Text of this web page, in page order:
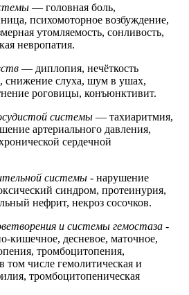
— головная боль,
психомоторное возбуждение,
утомляемость, сонливость,
невропатия.
— диплопия, нечёткость
снижение слуха, шум в ушах,
роговицы, конъюнктивит.
системы — тахиаритмия,
артериального давления,
сердечной
системы - нарушение
синдром, протеинурия,
нефрит, некроз сосочков.
и системы гемостаза -
кишечное, десневое, маточное,
тромбоцитопения,
том числе гемолитическая и
тромбоцитопеническая